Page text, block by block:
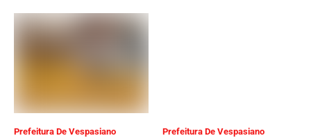
Prefeitura De Vespasiano Prefeitura De Vespasiano